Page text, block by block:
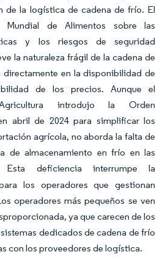
de la logística de cadena de frío. El
Mundial de Alimentos sobre las
y los riesgos de seguridad
la naturaleza frágil de la cadena de
en la disponibilidad de
de los precios. Aunque el
introdujo la Orden
abril de 2024 para simplificar los
agrícola, no aborda la falta de
de almacenamiento en frío en las
deficiencia interrumpe la
los operadores que gestionan
operadores más pequeños se ven
ya que carecen de los
dedicados de cadena de frío
con los proveedores de logística.